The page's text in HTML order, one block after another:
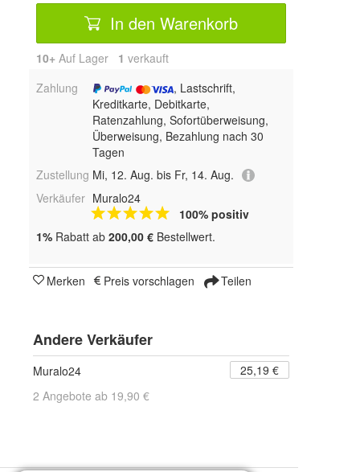
In den Warenkorb
10+ Auf Lager 1 verkauft
Zahlung
, Lastschrift,
Kreditkarte, Debitkarte,
Ratenzahlung, Sofortüberweisung,
Überweisung, Bezahlung nach 30
Tagen
Zustellung Mi, 12. Aug. bis Fr, 14. Aug.
Verkäufer Muralo24
100% positiv
1% Rabatt ab 200,00 € Bestellwert.
Merken Preis vorschlagen Teilen
Andere Verkäufer
Muralo24
25,19 €
2 Angebote ab 19,90 €